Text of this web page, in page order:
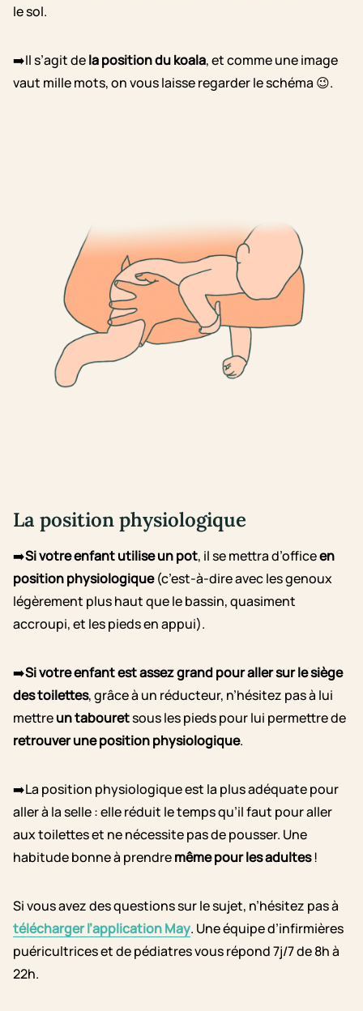
le sol.
➡️Il s’agit dela position du koala, et comme une image
vaut mille mots, on vous laisse regarder le schéma 😉.
La position physiologique
➡️Si votre enfant utilise un pot, il se mettra d’officeen
position physiologique(c’est-à-dire avec les genoux
légèrement plus haut que le bassin, quasiment
accroupi, et les pieds en appui).
➡️Si votre enfant est assez grand pouraller sur le siège
des toilettes, grâce à un réducteur, n’hésitez pas à lui
mettreun tabouretsous les pieds pour lui permettre de
retrouver une position physiologique.
➡️La position physiologique est la plus adéquate pour
aller à la selle : elle réduit le temps qu’il faut pour aller
aux toilettes et ne nécessite pas de pousser. Une
habitude bonne à prendremême pour les adultes!
Si vous avez des questions sur le sujet, n’hésitez pas à
télécharger l’application May. Une équipe d’infirmières
puéricultrices et de pédiatres vous répond 7j/7 de 8h à
22h.